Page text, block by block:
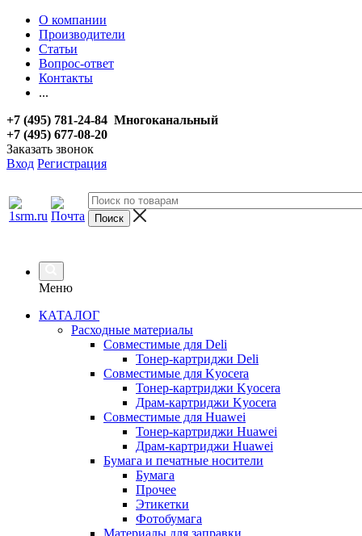
О компании
Производители
Статьи
Вопрос-ответ
Контакты
...
+7 (495) 781-24-84 Многоканальный
+7 (495) 677-08-20
Заказать звонок
Вход Регистрация
Меню
КАТАЛОГ
Расходные материалы
Совместимые для Deli
Тонер-картриджи Deli
Совместимые для Kyocera
Тонер-картриджи Kyocera
Драм-картриджи Kyocera
Совместимые для Huawei
Тонер-картриджи Huawei
Драм-картриджи Huawei
Бумага и печатные носители
Бумага
Прочее
Этикетки
Фотобумага
Материалы для заправки